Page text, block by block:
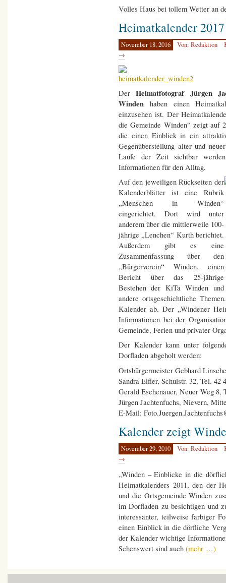
Volles Haus bei tollem Wetter an
Heimatkalender
November 18, 2016 Von: Redaktion
→
DerHeimatfotograf Jürgen
Winden haben einen
einzusehen ist. Der
die Gemeinde Winden“ zeigt auf
die einen Einblick in ein
Gegenüberstellung alter und
Laufe der Zeit sichtbar
Informationen für den Alltag.
Auf den jeweiligen Rückseiten der
Kalenderblätter ist eine Rubrik
„Menschen in Winden“
eingerichtet. Dort wird unter
anderem über die mittlerweile 100-
jährige „Lenchen“ Kurth berichtet.
Außerdem gibt es eine
Zusammenfassung über den
„Bürgerverein“ Winden, einen
Bericht über das 25-jährige
Bestehen der KiTa Winden und
andere ortsgeschichtliche
Kalender ab. Der „Windener
Informationen bei der
Gemeinde, Ferien und privater
Der Kalender kann unter
Dorfladen abgeholt werden:
Ortsbürgermeister Gebhard
Sandra Eifler, Schulstr. 32, Tel. 42
Gerald Eschenauer, Neuer Weg 8,
Jürgen Jachtenfuchs, Nievern,
E-Mail:
Kalender zeigt
November 29, 2010 Von: Redaktion
→
„Winden – Einblicke in die
Heimatkalenders 2011, den der
und die Ortsgemeinde Winden
im Dorfladen zu besichtigen und
interessanter, teilweise farbiger
einen Einblick in die dörfliche
der Kalender wichtige
Sehenswert sind auch (mehr …)